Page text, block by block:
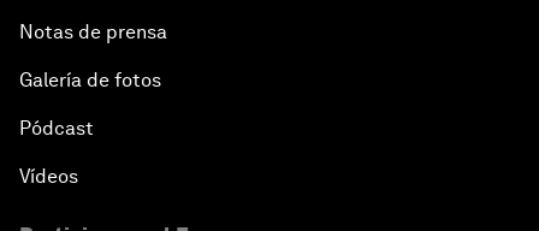
Notas de prensa
Galería de fotos
Pódcast
Vídeos